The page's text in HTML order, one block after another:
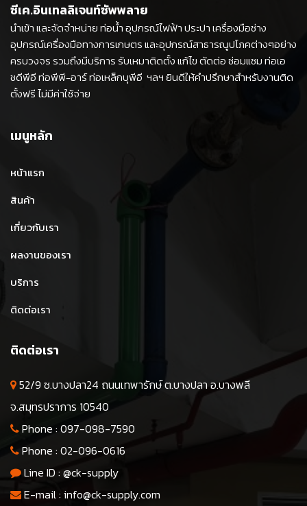
ซีเค.อินเทลลิเจนท์ซัพพลาย
นำเข้า และจัดจำหน่าย ท่อน้ำ อุปกรณ์ไฟฟ้า ประปา เครื่องมือช่าง
อุปกรณ์เครื่องมือทางการเกษตร และอุปกรณ์สาธารณูปโภคต่างๆอย่าง
ครบวงจร รวมถึงมีบริการ รับเหมาติดตั้ง แก้ไข ตัดต่อ ซ่อมแซม ท่อเอ
ชดีพีอี ท่อพีพี-อาร์ ท่อเหล็กบุพีอี ฯลฯ ยินดีให้คำปรึกษาสำหรับงานติด
ตั้งฟรี ไม่มีค่าใช้จ่าย
เมนูหลัก
หน้าแรก
สินค้า
เกี่ยวกับเรา
ผลงานของเรา
บริการ
ติดต่อเรา
ติดต่อเรา
52/9 ซ.บางปลา24 ถนนเทพารักษ์ ต.บางปลา อ.บางพลี
จ.สมุทรปราการ 10540
Phone : 097-098-7590
Phone : 02-096-0616
Line ID :@ck-supply
E-mail : info@ck-supply.com